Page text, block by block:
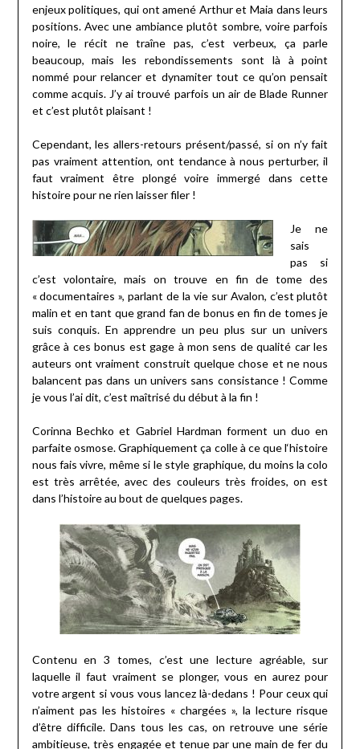
enjeux politiques, qui ont amené Arthur et Maia dans leurs
positions. Avec une ambiance plutôt sombre, voire parfois
noire, le récit ne traîne pas, c’est verbeux, ça parle
beaucoup, mais les rebondissements sont là à point
nommé pour relancer et dynamiter tout ce qu’on pensait
comme acquis. J’y ai trouvé parfois un air de Blade Runner
et c’est plutôt plaisant !
Cependant, les allers-retours présent/passé, si on n’y fait
pas vraiment attention, ont tendance à nous perturber, il
faut vraiment être plongé voire immergé dans cette
histoire pour ne rien laisser filer !
Je ne
sais
pas si
c’est volontaire, mais on trouve en fin de tome des
« documentaires », parlant de la vie sur Avalon, c’est plutôt
malin et en tant que grand fan de bonus en fin de tomes je
suis conquis. En apprendre un peu plus sur un univers
grâce à ces bonus est gage à mon sens de qualité car les
auteurs ont vraiment construit quelque chose et ne nous
balancent pas dans un univers sans consistance ! Comme
je vous l’ai dit, c’est maîtrisé du début à la fin !
Corinna Bechko et Gabriel Hardman forment un duo en
parfaite osmose. Graphiquement ça colle à ce que l‘histoire
nous fais vivre, même si le style graphique, du moins la colo
est très arrêtée, avec des couleurs très froides, on est
dans l’histoire au bout de quelques pages.
Contenu en 3 tomes, c’est une lecture agréable, sur
laquelle il faut vraiment se plonger, vous en aurez pour
votre argent si vous vous lancez là-dedans ! Pour ceux qui
n’aiment pas les histoires « chargées », la lecture risque
d’être difficile. Dans tous les cas, on retrouve une série
ambitieuse, très engagée et tenue par une main de fer du